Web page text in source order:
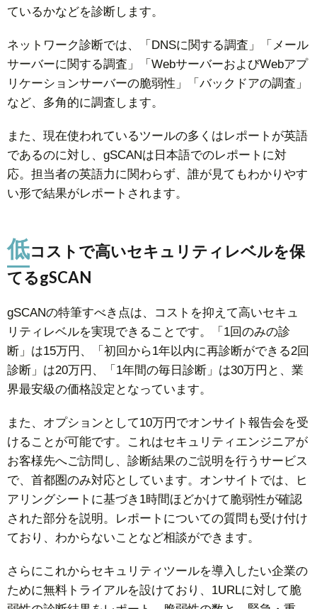
ているかなどを診断します。
ネットワーク診断では、「DNSに関する調査」「メール
サーバーに関する調査」「WebサーバーおよびWebアプ
リケーションサーバーの脆弱性」「バックドアの調査」
など、多角的に調査します。
また、現在使われているツールの多くはレポートが英語
であるのに対し、gSCANは日本語でのレポートに対
応。担当者の英語力に関わらず、誰が見てもわかりやす
い形で結果がレポートされます。
低コストで高いセキュリティレベルを保
てるgSCAN
gSCANの特筆すべき点は、コストを抑えて高いセキュ
リティレベルを実現できることです。「1回のみの診
断」は15万円、「初回から1年以内に再診断ができる2回
診断」は20万円、「1年間の毎日診断」は30万円と、業
界最安級の価格設定となっています。
また、オプションとして10万円でオンサイト報告会を受
けることが可能です。これはセキュリティエンジニアが
お客様先へご訪問し、診断結果のご説明を行うサービス
で、首都圏のみ対応としています。オンサイトでは、ヒ
アリングシートに基づき1時間ほどかけて脆弱性が確認
された部分を説明。レポートについての質問も受け付け
ており、わからないことなど相談ができます。
さらにこれからセキュリティツールを導入したい企業の
ために無料トライアルを設けており、1URLに対して脆